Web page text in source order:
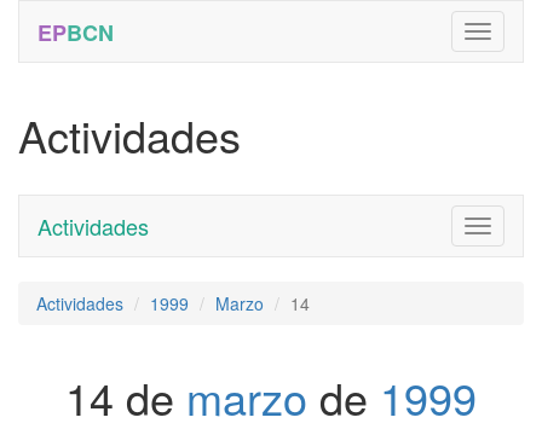
EPBCN
Actividades
Toggle
Actividades
Actividades 1999 Marzo 14
14 de marzo de 1999